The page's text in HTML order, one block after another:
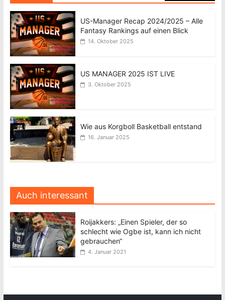
US-Manager Recap 2024/2025 – Alle
Fantasy Rankings auf einen Blick
14. Oktober 2025
US MANAGER 2025 IST LIVE
3. Oktober 2025
Wie aus Korgboll Basketball entstand
16. Januar 2025
Auch interessant
Roijakkers: „Einen Spieler, der so
schlecht wie Ogbe ist, kann ich nicht
gebrauchen“
4. Januar 2021